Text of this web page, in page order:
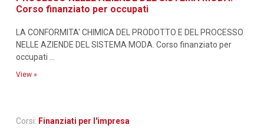
Corso finanziato per occupati
LA CONFORMITA' CHIMICA DEL PRODOTTO E DEL PROCESSO
NELLE AZIENDE DEL SISTEMA MODA. Corso finanziato per
occupati ...
View »
Corsi: Finanziati per l'impresa